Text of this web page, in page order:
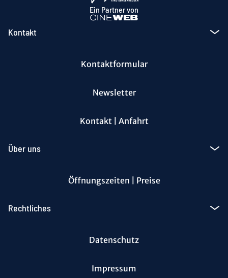
Ein Partner von
Kontakt
Kontaktformular
Newsletter
Kontakt | Anfahrt
Über uns
Öffnungszeiten | Preise
Rechtliches
Datenschutz
Impressum